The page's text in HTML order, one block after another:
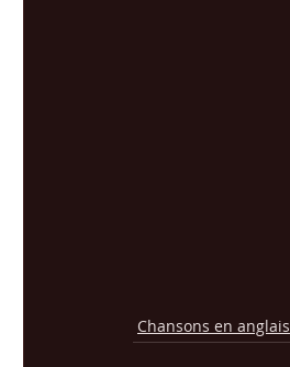
Chansons en anglais